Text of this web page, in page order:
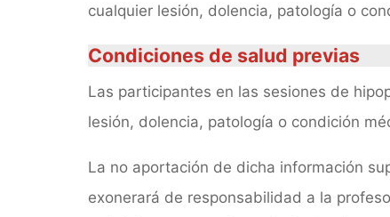
cualquier lesión, dolencia, patología o
Condiciones de salud previas
Las participantes en las sesiones de
lesión, dolencia, patología o condición
La no aportación de dicha información
exonerará de responsabilidad a la